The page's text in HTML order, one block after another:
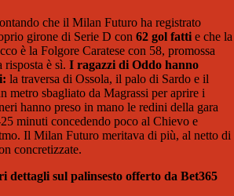
che il Milan Futuro ha registrato
girone di Serie D con 62 gol fatti e che la
è la Folgore Caratese con 58, promossa
risposta è sì. I ragazzi di Oddo hanno
la traversa di Ossola, il palo di Sardo e il
metro sbagliato da Magrassi per aprire i
hanno preso in mano le redini della gara
minuti concedendo poco al Chievo e
Il Milan Futuro meritava di più, al netto di
concretizzate.
dettagli sul palinsesto offerto da Bet365